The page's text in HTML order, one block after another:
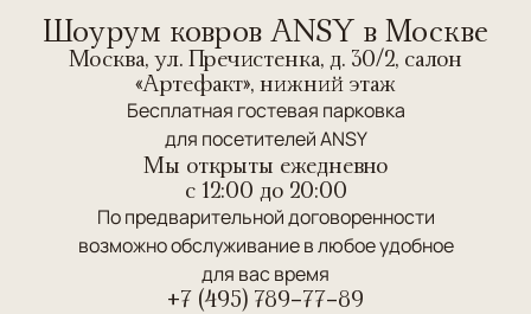
Шоурум ковров ANSY в Москве
Москва, ул. Пречистенка, д. 30/2, салон
«Артефакт», нижний этаж
Бесплатная гостевая парковка
для посетителей ANSY
Мы открыты ежедневно
c 12:00 до 20:00
По предварительной договоренности
возможно обслуживание в любое удобное
для вас время
+7 (495) 789-77-89